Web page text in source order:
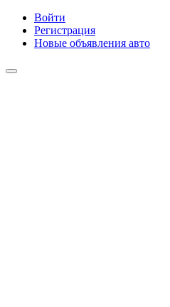
Войти
Регистрация
Новые объявления авто